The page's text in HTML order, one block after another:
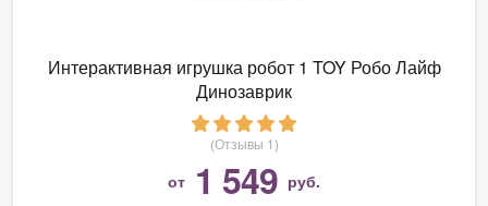
Интерактивная игрушка робот 1 TOY Робо Лайф
Динозаврик
(Отзывы 1)
от 1 549 руб.